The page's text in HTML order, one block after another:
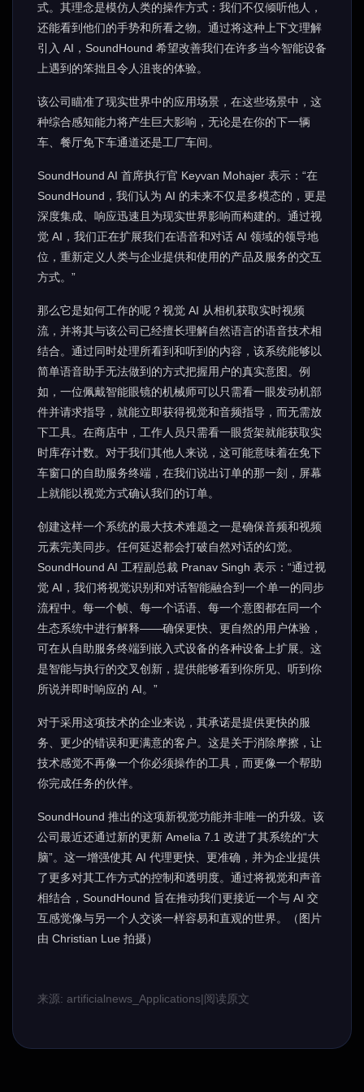
式。其理念是模仿人类的操作方式：我们不仅倾听他人，
还能看到他们的手势和所看之物。通过将这种上下文理解
引入 AI，SoundHound 希望改善我们在许多当今智能设备
上遇到的笨拙且令人沮丧的体验。
该公司瞄准了现实世界中的应用场景，在这些场景中，这
种综合感知能力将产生巨大影响，无论是在你的下一辆
车、餐厅免下车通道还是工厂车间。
SoundHound AI 首席执行官 Keyvan Mohajer 表示：“在
SoundHound，我们认为 AI 的未来不仅是多模态的，更是
深度集成、响应迅速且为现实世界影响而构建的。通过视
觉 AI，我们正在扩展我们在语音和对话 AI 领域的领导地
位，重新定义人类与企业提供和使用的产品及服务的交互
方式。”
那么它是如何工作的呢？视觉 AI 从相机获取实时视频
流，并将其与该公司已经擅长理解自然语言的语音技术相
结合。通过同时处理所看到和听到的内容，该系统能够以
简单语音助手无法做到的方式把握用户的真实意图。例
如，一位佩戴智能眼镜的机械师可以只需看一眼发动机部
件并请求指导，就能立即获得视觉和音频指导，而无需放
下工具。在商店中，工作人员只需看一眼货架就能获取实
时库存计数。对于我们其他人来说，这可能意味着在免下
车窗口的自助服务终端，在我们说出订单的那一刻，屏幕
上就能以视觉方式确认我们的订单。
创建这样一个系统的最大技术难题之一是确保音频和视频
元素完美同步。任何延迟都会打破自然对话的幻觉。
SoundHound AI 工程副总裁 Pranav Singh 表示：“通过视
觉 AI，我们将视觉识别和对话智能融合到一个单一的同步
流程中。每一个帧、每一个话语、每一个意图都在同一个
生态系统中进行解释——确保更快、更自然的用户体验，
可在从自助服务终端到嵌入式设备的各种设备上扩展。这
是智能与执行的交叉创新，提供能够看到你所见、听到你
所说并即时响应的 AI。”
对于采用这项技术的企业来说，其承诺是提供更快的服
务、更少的错误和更满意的客户。这是关于消除摩擦，让
技术感觉不再像一个你必须操作的工具，而更像一个帮助
你完成任务的伙伴。
SoundHound 推出的这项新视觉功能并非唯一的升级。该
公司最近还通过新的更新 Amelia 7.1 改进了其系统的“大
脑”。这一增强使其 AI 代理更快、更准确，并为企业提供
了更多对其工作方式的控制和透明度。通过将视觉和声音
相结合，SoundHound 旨在推动我们更接近一个与 AI 交
互感觉像与另一个人交谈一样容易和直观的世界。（图片
由 Christian Lue 拍摄）
来源: artificialnews_Applications|阅读原文